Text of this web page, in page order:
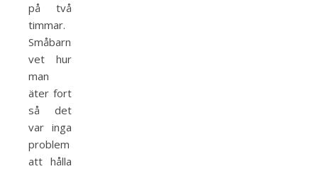
på två
timmar.
Småbarnsföräldrar
vet hur
man
äter fort
så det
var inga
problem
att hålla